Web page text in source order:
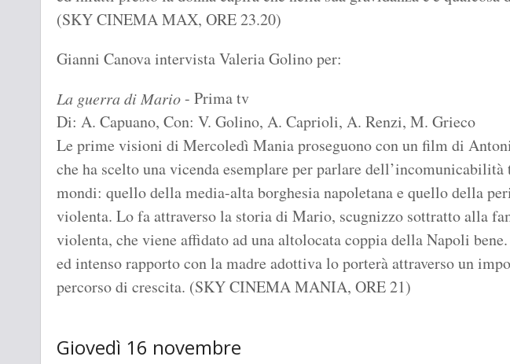
(SKY CINEMA MAX, ORE 23.20)
Gianni Canova intervista Valeria Golino per:
La guerra di Mario- Prima tv
Di: A. Capuano, Con: V. Golino, A. Caprioli, A. Renzi, M. Grieco
Le prime visioni di Mercoledì Mania proseguono con un film di
che ha scelto una vicenda esemplare per parlare dell’incomunicabilità
mondi: quello della media-alta borghesia napoletana e quello della
violenta. Lo fa attraverso la storia di Mario, scugnizzo sottratto alla
violenta, che viene affidato ad una altolocata coppia della Napoli
ed intenso rapporto con la madre adottiva lo porterà attraverso un
percorso di crescita. (SKY CINEMA MANIA, ORE 21)
Giovedì 16 novembre